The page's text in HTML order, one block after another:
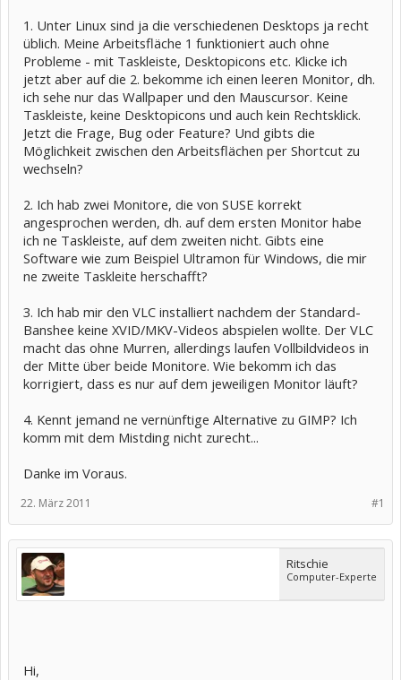
1. Unter Linux sind ja die verschiedenen Desktops ja recht
üblich. Meine Arbeitsfläche 1 funktioniert auch ohne
Probleme - mit Taskleiste, Desktopicons etc. Klicke ich
jetzt aber auf die 2. bekomme ich einen leeren Monitor, dh.
ich sehe nur das Wallpaper und den Mauscursor. Keine
Taskleiste, keine Desktopicons und auch kein Rechtsklick.
Jetzt die Frage, Bug oder Feature? Und gibts die
Möglichkeit zwischen den Arbeitsflächen per Shortcut zu
wechseln?
2. Ich hab zwei Monitore, die von SUSE korrekt
angesprochen werden, dh. auf dem ersten Monitor habe
ich ne Taskleiste, auf dem zweiten nicht. Gibts eine
Software wie zum Beispiel Ultramon für Windows, die mir
ne zweite Taskleite herschafft?
3. Ich hab mir den VLC installiert nachdem der Standard-
Banshee keine XVID/MKV-Videos abspielen wollte. Der VLC
macht das ohne Murren, allerdings laufen Vollbildvideos in
der Mitte über beide Monitore. Wie bekomm ich das
korrigiert, dass es nur auf dem jeweiligen Monitor läuft?
4. Kennt jemand ne vernünftige Alternative zu GIMP? Ich
komm mit dem Mistding nicht zurecht...
Danke im Voraus.
#1
22. März 2011
Ritschie
Computer-Experte
Hi,